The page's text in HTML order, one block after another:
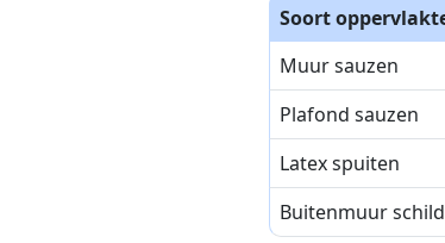
Soort
Muur sauzen
Plafond sauzen
Latex spuiten
Buitenmuur